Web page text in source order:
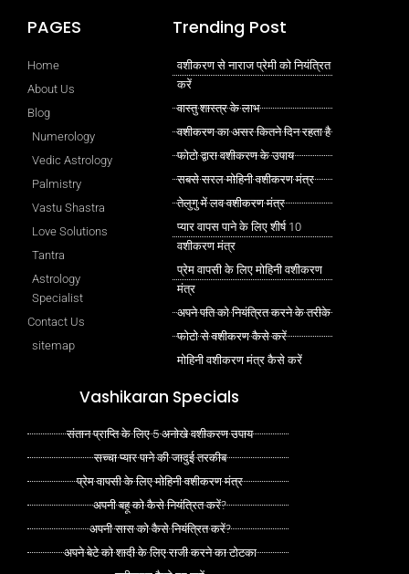
PAGES
Home
About Us
Blog
Numerology
Vedic Astrology
Palmistry
Vastu Shastra
Love Solutions
Tantra
Astrology
Specialist
Contact Us
sitemap
Trending Post
वशीकरण से नाराज प्रेमी को नियंत्रित
करें
वास्तु शास्त्र के लाभ
वशीकरण का असर कितने दिन रहता है
फोटो द्वारा वशीकरण के उपाय
सबसे सरल मोहिनी वशीकरण मंत्र
तेलुगु में लव वशीकरण मंत्र
प्यार वापस पाने के लिए शीर्ष 10
वशीकरण मंत्र
प्रेम वापसी के लिए मोहिनी वशीकरण
मंत्र
अपने पति को नियंत्रित करने के तरीके
फोटो से वशीकरण कैसे करें
मोहिनी वशीकरण मंत्र कैसे करें
Vashikaran Specials
संतान प्राप्ति के लिए 5 अनोखे वशीकरण उपाय
सच्चा प्यार पाने की जादुई तरकीब
प्रेम वापसी के लिए मोहिनी वशीकरण मंत्र
अपनी बहू को कैसे नियंत्रित करें?
अपनी सास को कैसे नियंत्रित करें?
अपने बेटे को शादी के लिए राजी करने का टोटका